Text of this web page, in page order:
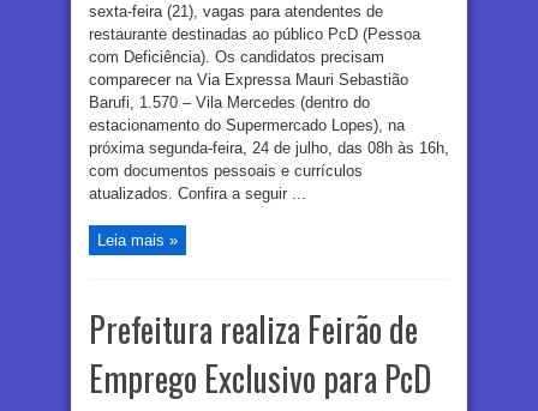
sexta-feira (21), vagas para atendentes de
restaurante destinadas ao público PcD (Pessoa
com Deficiência). Os candidatos precisam
comparecer na Via Expressa Mauri Sebastião
Barufi, 1.570 – Vila Mercedes (dentro do
estacionamento do Supermercado Lopes), na
próxima segunda-feira, 24 de julho, das 08h às 16h,
com documentos pessoais e currículos
atualizados. Confira a seguir ...
Leia mais »
Prefeitura realiza Feirão de
Emprego Exclusivo para PcD